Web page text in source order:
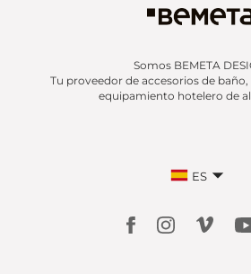
Somos BEMETA
Tu proveedor de accesorios de baño,
equipamiento hotelero de
ES